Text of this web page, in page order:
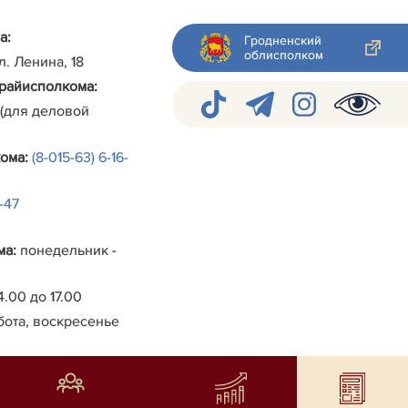
Ленина, 18
:
деловой
: (8-015-63) 6-16-
47
: понедельник -
до 17.00
воскресенье
Гродненский
облисполком